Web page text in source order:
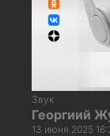
Звук
Георгиий
13 июня 2025